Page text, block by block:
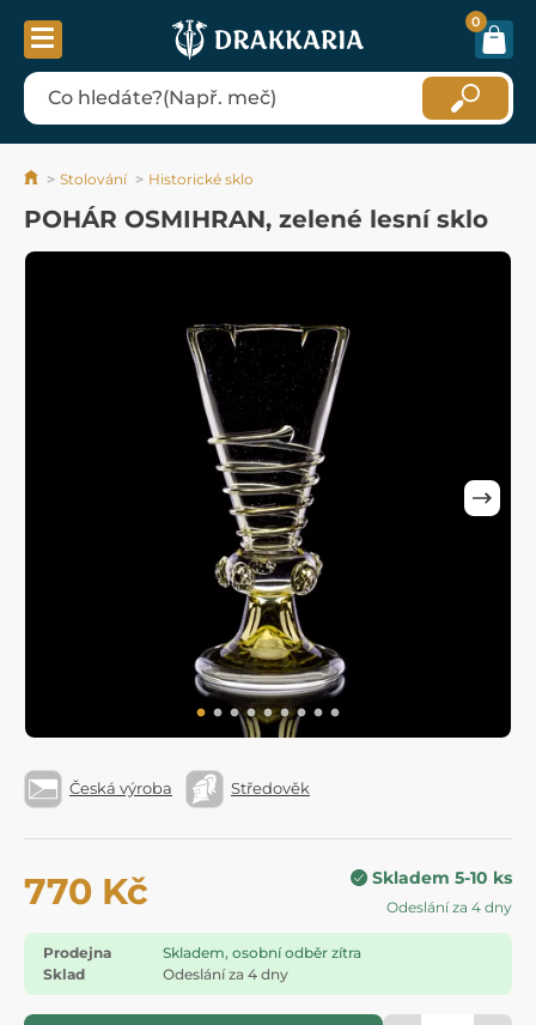
0
Stolování Historické sklo
POHÁR OSMIHRAN, zelené lesní sklo
Česká výroba Středověk
770 Kč Skladem 5-10 ks
Odeslání za 4 dny
Prodejna
Skladem, osobní odběr zítra
Sklad
Odeslání za 4 dny